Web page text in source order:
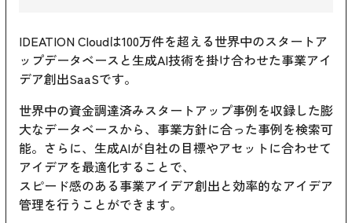
IDEATION Cloudは100万件を超える世界中のスタートア
ップデータベースと生成AI技術を掛け合わせた事業アイ
デア創出SaaSです。
世界中の資金調達済みスタートアップ事例を収録した膨
大なデータベースから、事業方針に合った事例を検索可
能。さらに、生成AIが自社の目標やアセットに合わせて
アイデアを最適化することで、
スピード感のある事業アイデア創出と効率的なアイデア
管理を行うことができます。